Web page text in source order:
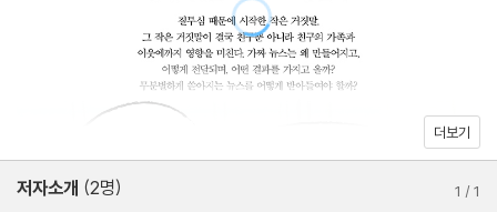
더보기
저자소개 (2명) 1 /1